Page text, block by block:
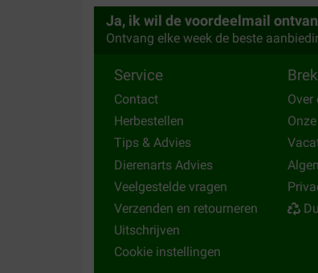
Ja, ik wil de voordeelmail
Ontvang elke week de beste
Service
Contact
Herbestellen
Tips & Advies
Dierenarts Advies
Veelgestelde vragen
Verzenden en retourneren
Uitschrijven
Cookie instellingen
Over